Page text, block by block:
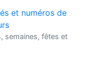
semaines, fêtes et